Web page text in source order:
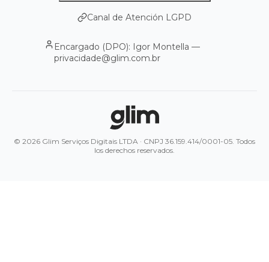
Canal de Atención LGPD
Encargado (DPO): Igor Montella —
privacidade@glim.com.br
© 2026 Glim Serviços Digitais LTDA · CNPJ 36.159.414/0001-05. Todos
los derechos reservados.